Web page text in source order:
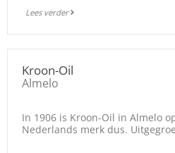
Lees verder
Kroon-Oil
Almelo
In 1906 is Kroon-Oil in Almelo
Nederlands merk dus.